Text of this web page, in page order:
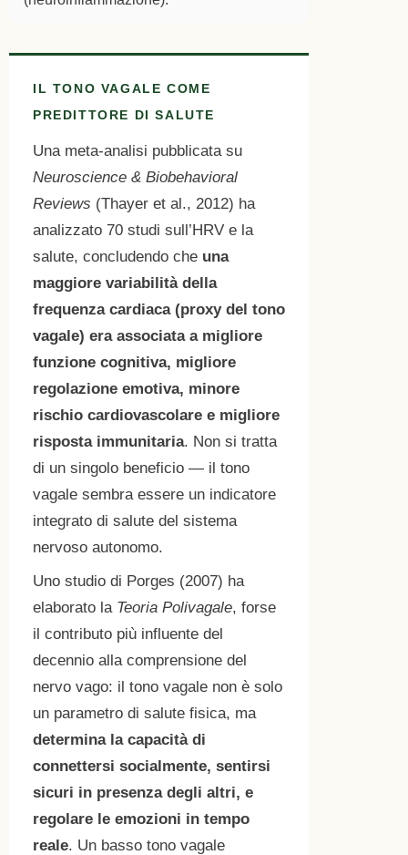
IL TONO VAGALE COME
PREDITTORE DI SALUTE
Una meta-analisi pubblicata su
Neuroscience & Biobehavioral
Reviews (Thayer et al., 2012) ha
analizzato 70 studi sull’HRV e la
salute, concludendo che una
maggiore variabilità della
frequenza cardiaca (proxy del tono
vagale) era associata a migliore
funzione cognitiva, migliore
regolazione emotiva, minore
rischio cardiovascolare e migliore
risposta immunitaria. Non si tratta
di un singolo beneficio — il tono
vagale sembra essere un indicatore
integrato di salute del sistema
nervoso autonomo.
Uno studio di Porges (2007) ha
elaborato la Teoria Polivagale, forse
il contributo più influente del
decennio alla comprensione del
nervo vago: il tono vagale non è solo
un parametro di salute fisica, ma
determina la capacità di
connettersi socialmente, sentirsi
sicuri in presenza degli altri, e
regolare le emozioni in tempo
reale. Un basso tono vagale